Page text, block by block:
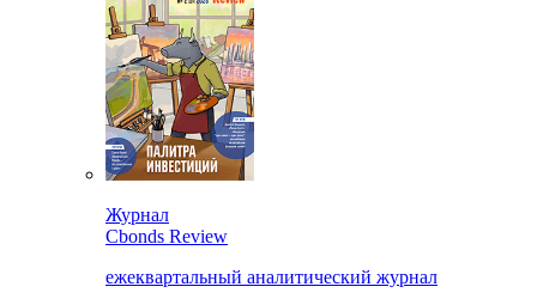
Журнал
Cbonds Review
ежеквартальный аналитический журнал